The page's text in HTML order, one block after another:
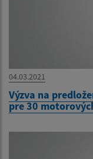
04.03.2021
Výzva na
pre 30